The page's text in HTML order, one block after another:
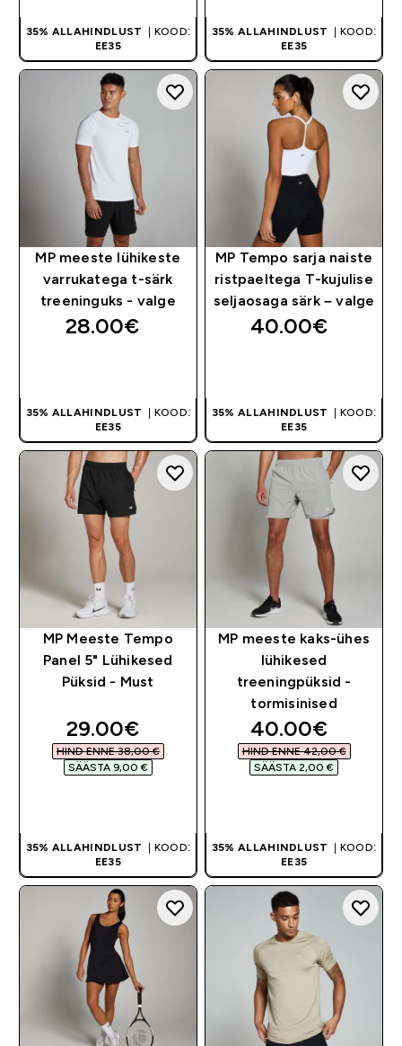
35% ALLAHINDLUST
| KOOD:
EE35
35% ALLAHINDLUST
| KOOD:
EE35
MP meeste lühikeste
varrukatega t-särk
treeninguks - valge
28.00€‎
35% ALLAHINDLUST
| KOOD:
EE35
MP Tempo sarja naiste
ristpaeltega T-kujulise
seljaosaga särk – valge
40.00€‎
35% ALLAHINDLUST
| KOOD:
EE35
MP Meeste Tempo
Panel 5" Lühikesed
Püksid - Must
discounted price
29.00€‎
HIND ENNE 38,00 €‎
SÄÄSTA 9,00 €‎
35% ALLAHINDLUST
| KOOD:
EE35
MP meeste kaks-ühes
lühikesed
treeningpüksid -
tormisinised
discounted
40.00€‎
HIND ENNE 42,00 €‎
SÄÄSTA 2,00 €‎
35% ALLAHINDLUST
| KOOD:
EE35